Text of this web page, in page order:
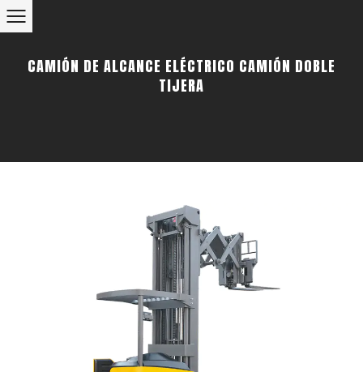
CAMIÓN DE ALCANCE ELÉCTRICO CAMIÓN DOBLE
TIJERA